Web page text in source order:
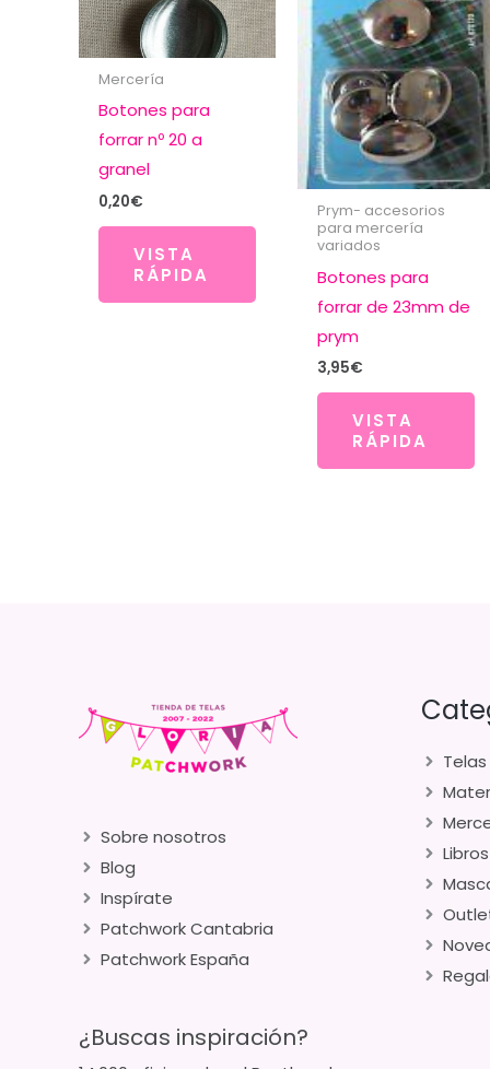
Mercería
Botones para
forrar nº 20 a
granel
0,20€
VISTA
RÁPIDA
Prym- accesorios
para mercería
variados
Botones para
forrar de 23mm de
prym
3,95€
VISTA
RÁPIDA
Sobre nosotros
Blog
Inspírate
Patchwork Cantabria
Patchwork España
¿Buscas inspiración?
Telas